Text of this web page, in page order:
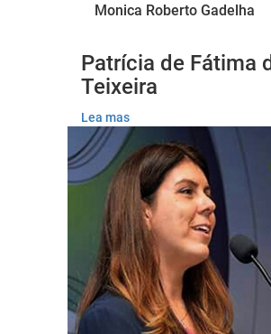
Monica Roberto Gadelha
Patrícia de Fátima
Teixeira
Lea mas